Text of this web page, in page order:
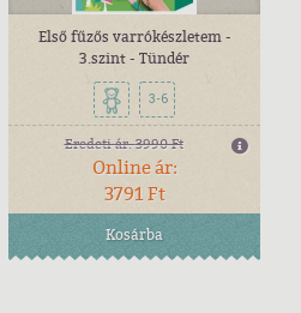
Első fűzős varrókészletem -
3.szint - Tündér
3-6
Eredeti ár:3990 Ft
Online ár:
3791 Ft
Kosárba